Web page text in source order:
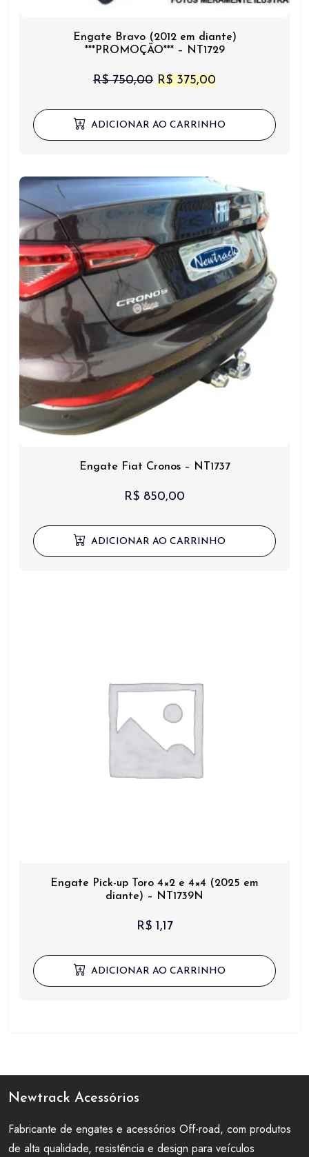
Engate Bravo (2012 em diante)
***PROMOÇÃO*** – NT1729
R$750,00 O
original
R$ 375,00
atual
ADICIONAR AO CARRINHO
Engate Fiat Cronos – NT1737
R$ 850,00
ADICIONAR AO CARRINHO
Engate Pick-up Toro 4×2 e 4×4 (2025 em
diante) – NT1739N
R$1,17
ADICIONAR AO CARRINHO
Newtrack Acessórios
Fabricante de engates e acessórios Off-road, com produtos
de alta qualidade, resistência e design para veículos